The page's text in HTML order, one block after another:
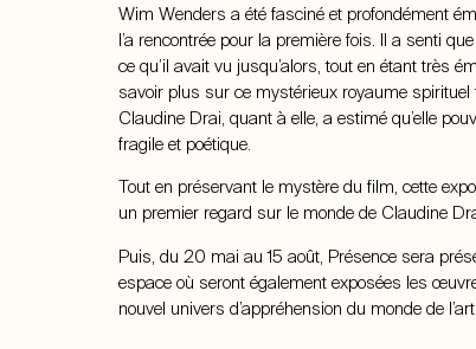
Wim Wenders a été fasciné et profondément
l’a rencontrée pour la première fois. Il a senti
ce qu’il avait vu jusqu’alors, tout en étant très
savoir plus sur ce mystérieux royaume
Claudine Drai, quant à elle, a estimé qu’elle
fragile et poétique.
Tout en préservant le mystère du film, cette
un premier regard sur le monde de Claudine
Puis, du 20 mai au 15 août, Présence sera
espace où seront également exposées les
nouvel univers d’appréhension du monde de